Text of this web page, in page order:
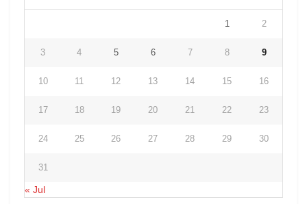
1 2
3 4 5 6 7 8 9
10 11 12 13 14 15 16
17 18 19 20 21 22 23
24 25 26 27 28 29 30
31
« Jul